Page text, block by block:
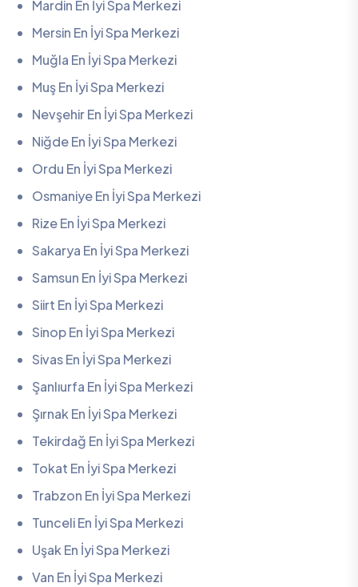
Mardin En İyi Spa Merkezi
Mersin En İyi Spa Merkezi
Muğla En İyi Spa Merkezi
Muş En İyi Spa Merkezi
Nevşehir En İyi Spa Merkezi
Niğde En İyi Spa Merkezi
Ordu En İyi Spa Merkezi
Osmaniye En İyi Spa Merkezi
Rize En İyi Spa Merkezi
Sakarya En İyi Spa Merkezi
Samsun En İyi Spa Merkezi
Siirt En İyi Spa Merkezi
Sinop En İyi Spa Merkezi
Sivas En İyi Spa Merkezi
Şanlıurfa En İyi Spa Merkezi
Şırnak En İyi Spa Merkezi
Tekirdağ En İyi Spa Merkezi
Tokat En İyi Spa Merkezi
Trabzon En İyi Spa Merkezi
Tunceli En İyi Spa Merkezi
Uşak En İyi Spa Merkezi
Van En İyi Spa Merkezi